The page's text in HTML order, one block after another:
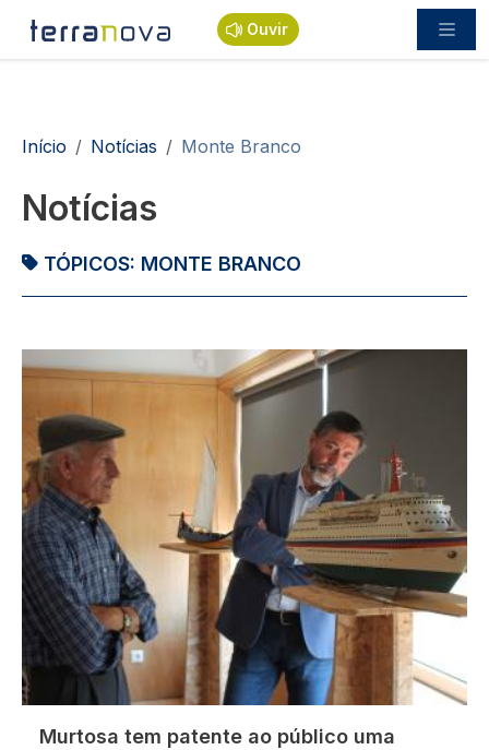
Passar para o conteúdo principal
Ouvir
Navegação estrutural
Início Notícias Monte Branco
Notícias
TÓPICOS: MONTE BRANCO
Imagem
Murtosa tem patente ao público uma